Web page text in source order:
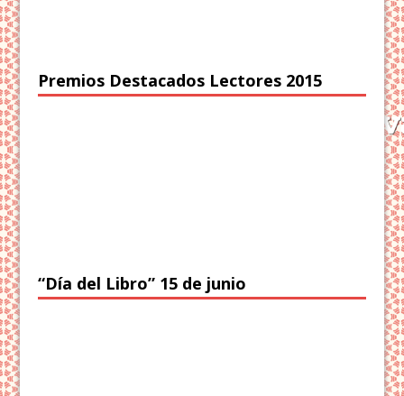
Premios Destacados Lectores 2015
“Día del Libro” 15 de junio